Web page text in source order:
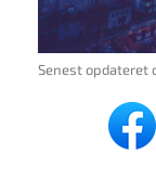
Senest opdateret